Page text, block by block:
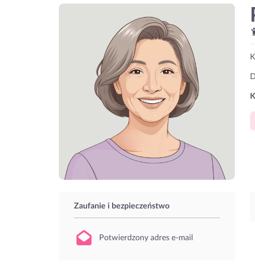
Zaufanie i bezpieczeństwo
Potwierdzony adres e-mail